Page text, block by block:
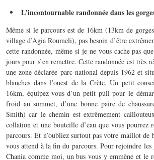
L’incontournable randonnée dans les
Même si le parcours est de 16km (13km de
village d’Agia Roumeli), pas besoin d’être
cette randonnée, même si je ne vous cache pas
jours pour s’en remettre. Cette randonnée est très
une zone déclarée parc national depuis 1962 et
blanches dans l’ouest de la Crète. Un petit
16km, équipez-vous d’un petit pull pour le
froid au sommet, d’une bonne paire de
Smith) car le chemin est extrêmement
collation et une bouteille d’eau que vous
parcours. Et n’oubliez surtout pas votre maillot de
vous attend à la fin du parcours. Pour rejoindre les
Chania comme moi, un bus vous y emmène et le